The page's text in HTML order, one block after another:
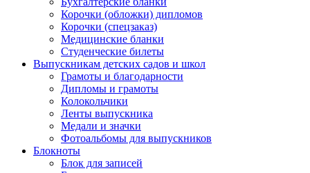
Корочки (обложки) дипломов
Корочки (спецзаказ)
Медицинские бланки
Студенческие билеты
Выпускникам детских садов и школ
Грамоты и благодарности
Дипломы и грамоты
Колокольчики
Ленты выпускника
Медали и значки
Фотоальбомы для выпускников
Блокноты
Блок для записей